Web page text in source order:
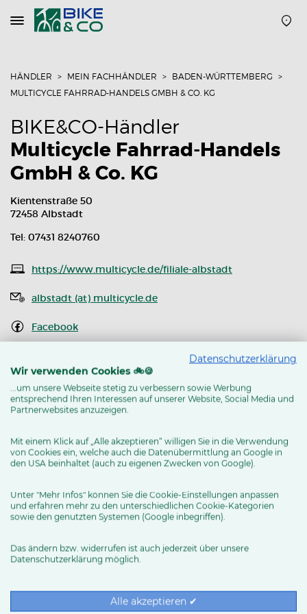
Navigation
öffnen
HÄNDLER MEIN FACHHÄNDLER
BADEN-WÜRTTEMBERG
MULTICYCLE FAHRRAD-HANDELS GMBH & CO. KG
BIKE&CO-Händler
Multicycle Fahrrad-Handels
GmbH & Co. KG
Kientenstraße 50
72458 Albstadt
Tel: 07431 8240760
https://www.multicycle.de/filiale-albstadt
albstadt (at) multicycle.de
Facebook
Youtube Kanal
Routenplaner
MEHR ERFAHREN
News & Trends
Ratgeber
Datenschutzerklärung
Wir verwenden Cookies 🚲🍪
...um unsere Webseite stetig zu verbessern sowie Werbung
entsprechend Ihren Interessen auf unserer Website, Social Media und
Partnerwebsites anzuzeigen.
Mit einem Klick auf „Alle akzeptieren“ willigen Sie in die Verwendung
von Cookies ein, welche auch die Datenübermittlung an Google in
den USA beinhaltet (auch zu eigenen Zwecken von Google).
Unter "Mehr Infos" können Sie die Cookie-Einstellungen anpassen
und erfahren mehr zu den unterschiedlichen Cookie-Kategorien
sowie den genutzten Systemen (Google inbegriffen).
Das ändern bzw. widerrufen ist auch jederzeit über unsere
Datenschutzerklärung möglich.
Alle akzeptieren ✔